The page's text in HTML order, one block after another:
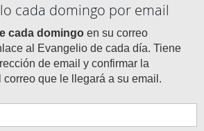
cada domingo por email
cada domingo en su correo
al Evangelio de cada día. Tiene
de email y confirmar la
que le llegará a su email.